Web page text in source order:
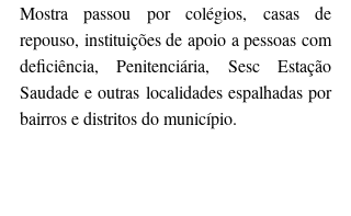
Mostra passou por colégios, casas de
repouso, instituições de apoio a pessoas com
deficiência, Penitenciária, Sesc Estação
Saudade e outras localidades espalhadas por
bairros e distritos do município.